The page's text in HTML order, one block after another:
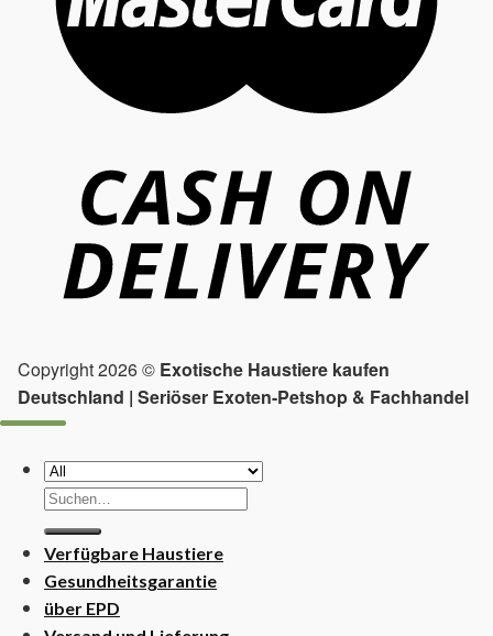
Copyright 2026 © Exotische Haustiere kaufen
Deutschland | Seriöser Exoten-Petshop & Fachhandel
Suchen
nach:
Verfügbare Haustiere
Gesundheitsgarantie
über EPD